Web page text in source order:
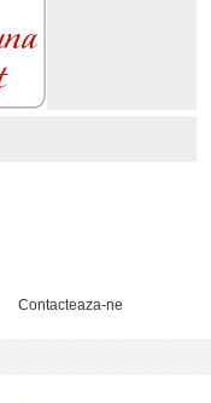
Contacteaza-ne